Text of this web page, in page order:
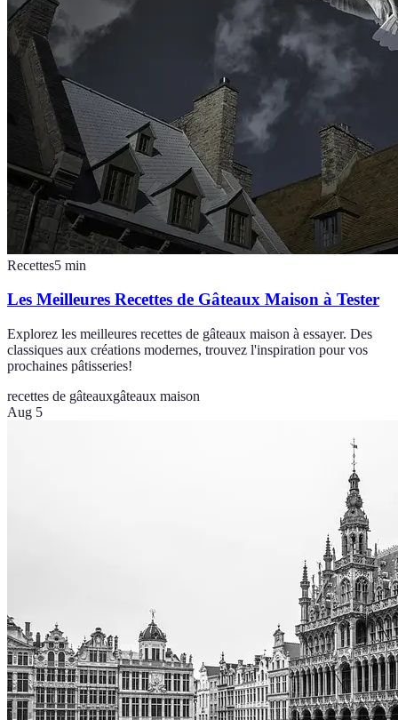
Recettes5 min
Les Meilleures Recettes de Gâteaux Maison à Tester
Explorez les meilleures recettes de gâteaux maison à essayer. Des
classiques aux créations modernes, trouvez l'inspiration pour vos
prochaines pâtisseries!
recettes de gâteauxgâteaux maison
Aug 5